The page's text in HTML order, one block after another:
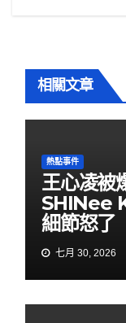
相關文章
熱點事件
王心凌被
SHINee
細節怒了
七月 30, 2026